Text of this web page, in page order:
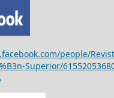
people/
Superior/